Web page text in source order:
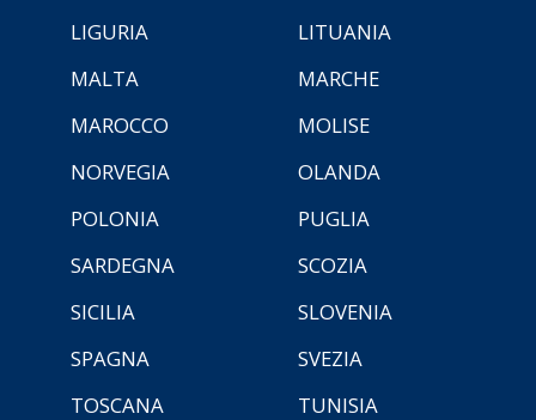
LIGURIA
LITUANIA
MALTA
MARCHE
MAROCCO
MOLISE
NORVEGIA
OLANDA
POLONIA
PUGLIA
SARDEGNA
SCOZIA
SICILIA
SLOVENIA
SPAGNA
SVEZIA
TOSCANA
TUNISIA